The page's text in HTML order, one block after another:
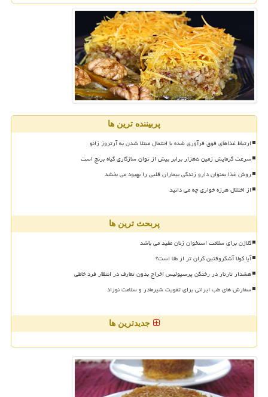
پربیننده ترین ها
ارتباط غذاهای فوق فرآوری شده با احتمال مبتلا شدن به آرتروز زانو
سرعت گرمایش زمین ۵هزار برابر بیش از توان سازگاری گیاه برنج است
روش غذا بعنوان دارو زندگی بیماران قلبی را بهبود می بخشد
از اختلال هرزه خواری چه می دانید
پربحث ترین ها
کلاژن برای سلامت استخوان زنان مفید می باشد
آیا کولا آشکروفتین گران تر از طلا است؟
هشدار تارتار در رختکن پرسپولیس اخراج بدون تعارف در انتظار فرد خاطی
سفارش های طب ایرانی برای تقویت شیرمادر و سلامت نوزاد
جدیدترین ها